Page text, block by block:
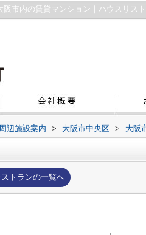
市内の賃貸マンション｜ハウスリスト
周辺施設案内 > 大阪市中央区 > 大阪
トランの一覧へ